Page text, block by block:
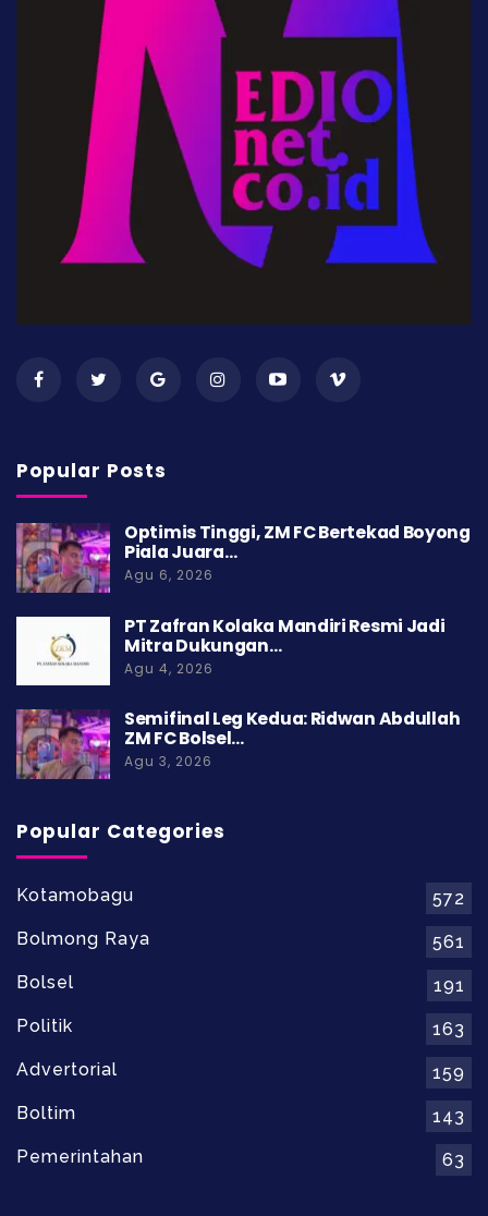
Popular Posts
Optimis Tinggi, ZM FC Bertekad Boyong
Piala Juara…
Agu 6, 2026
PT Zafran Kolaka Mandiri Resmi Jadi
Mitra Dukungan…
Agu 4, 2026
Semifinal Leg Kedua: Ridwan Abdullah
ZM FC Bolsel…
Agu 3, 2026
Popular Categories
Kotamobagu
572
Bolmong Raya
561
Bolsel
191
Politik
163
Advertorial
159
Boltim
143
Pemerintahan
63